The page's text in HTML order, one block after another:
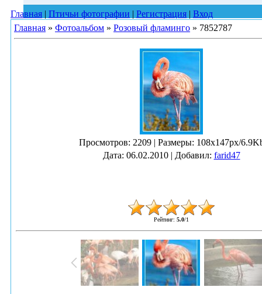
Главная | Птичьи фотографии | Регистрация | Вход
Главная » Фотоальбом » Розовый фламинго » 7852787
Просмотров: 2209 | Размеры: 108x147px/
Дата: 06.02.2010 | Добавил: farid47
Рейтинг: 5.0/1